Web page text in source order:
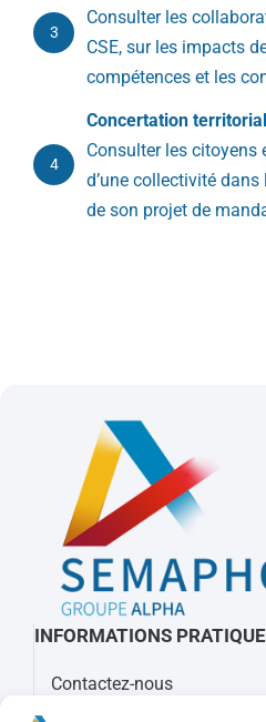
3
Consulter les
CSE, sur les impacts
compétences et les
4
Concertation
Consulter les citoyens
d’une collectivité dans
de son projet de
INFORMATIONS
Contactez-nous